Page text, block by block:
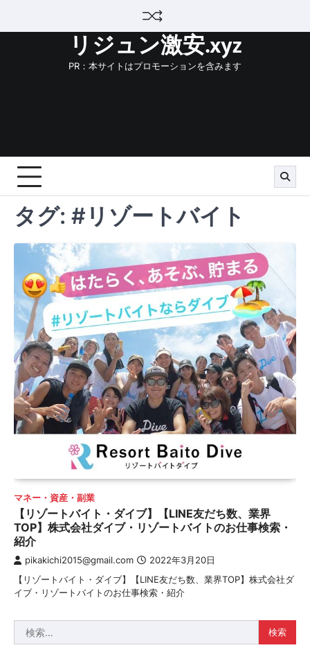
リジュン激安.xyz
PR：本サイトはプロモーションを含みます
タグ: #リゾートバイト
マネー・資産・副業
【リゾートバイト・ダイブ】【LINE友だち数、業界
TOP】株式会社ダイブ・リゾートバイトのお仕事検索・
紹介
pikakichi2015@gmail.com 2022年3月20日
【リゾートバイト・ダイブ】【LINE友だち数、業界TOP】株式会社ダ
イブ・リゾートバイトのお仕事検索・紹介
索: